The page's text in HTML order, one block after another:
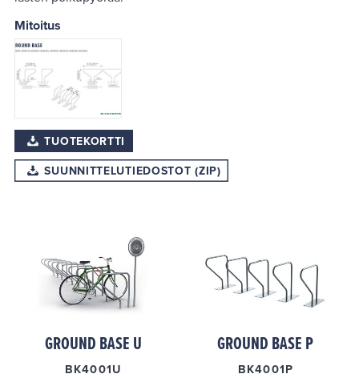
One Side Shelter
Dual Side Shelter
Pyykkitelineet
Mattotelineet
Street Side
Urban Hoop
Mitoitus
TUOTEKORTTI
SUUNNITTELUTIEDOSTOT (ZIP)
GROUND BASE U
BK4001U
GROUND BASE P
BK4001P